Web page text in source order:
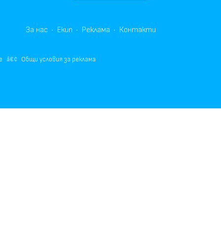
За нас Екип Реклама Контакти
Общи условия за реклама